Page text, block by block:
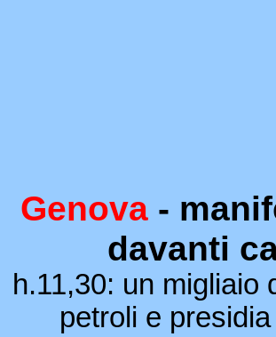
Genova -
davanti
h.11,30: un
petroli e